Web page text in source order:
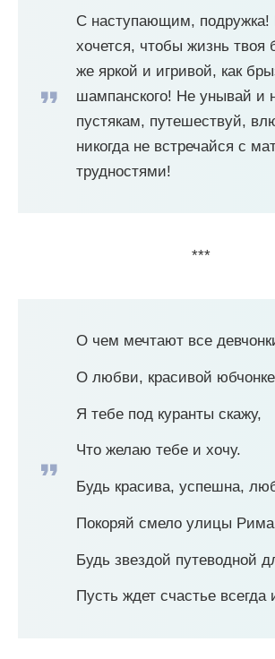
С наступающим,
хочется, чтобы жизнь твоя
же яркой и игривой, как
шампанского! Не унывай и
пустякам, путешествуй,
никогда не встречайся с
трудностями!
***
О чем мечтают все
О любви, красивой
Я тебе под куранты скажу,
Что желаю тебе и хочу.
Будь красива, успешна,
Покоряй смело улицы
Будь звездой путеводной
Пусть ждет счастье всегда